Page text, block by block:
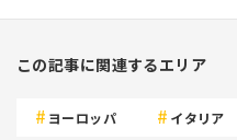
この記事に関連するエリア
ヨーロッパ イタリア